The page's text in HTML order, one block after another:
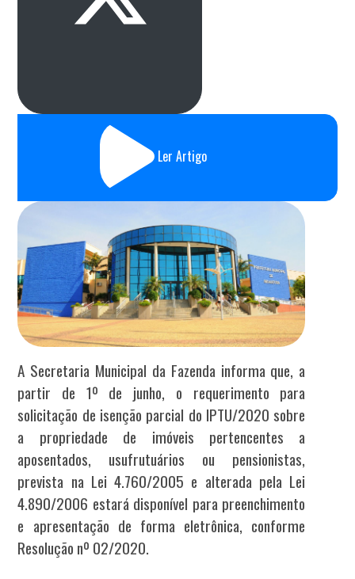
Ler Artigo
A Secretaria Municipal da Fazenda informa que, a
partir de 1º de junho, o requerimento para
solicitação de isenção parcial do IPTU/2020 sobre
a propriedade de imóveis pertencentes a
aposentados, usufrutuários ou pensionistas,
prevista na Lei 4.760/2005 e alterada pela Lei
4.890/2006 estará disponível para preenchimento
e apresentação de forma eletrônica, conforme
Resolução nº 02/2020.